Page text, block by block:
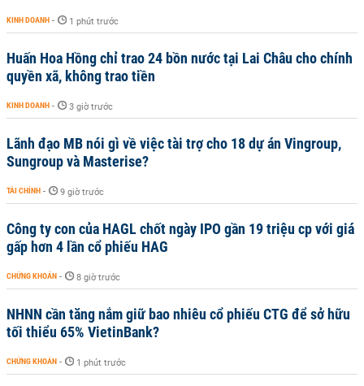
KINH DOANH - 1 phút trước
Huấn Hoa Hồng chỉ trao 24 bồn nước tại Lai Châu cho chính
quyền xã, không trao tiền
KINH DOANH - 3 giờ trước
Lãnh đạo MB nói gì về việc tài trợ cho 18 dự án Vingroup,
Sungroup và Masterise?
TÀI CHÍNH - 9 giờ trước
Công ty con của HAGL chốt ngày IPO gần 19 triệu cp với giá
gấp hơn 4 lần cổ phiếu HAG
CHỨNG KHOÁN - 8 giờ trước
NHNN cần tăng nắm giữ bao nhiêu cổ phiếu CTG để sở hữu
tối thiểu 65% VietinBank?
CHỨNG KHOÁN - 1 phút trước